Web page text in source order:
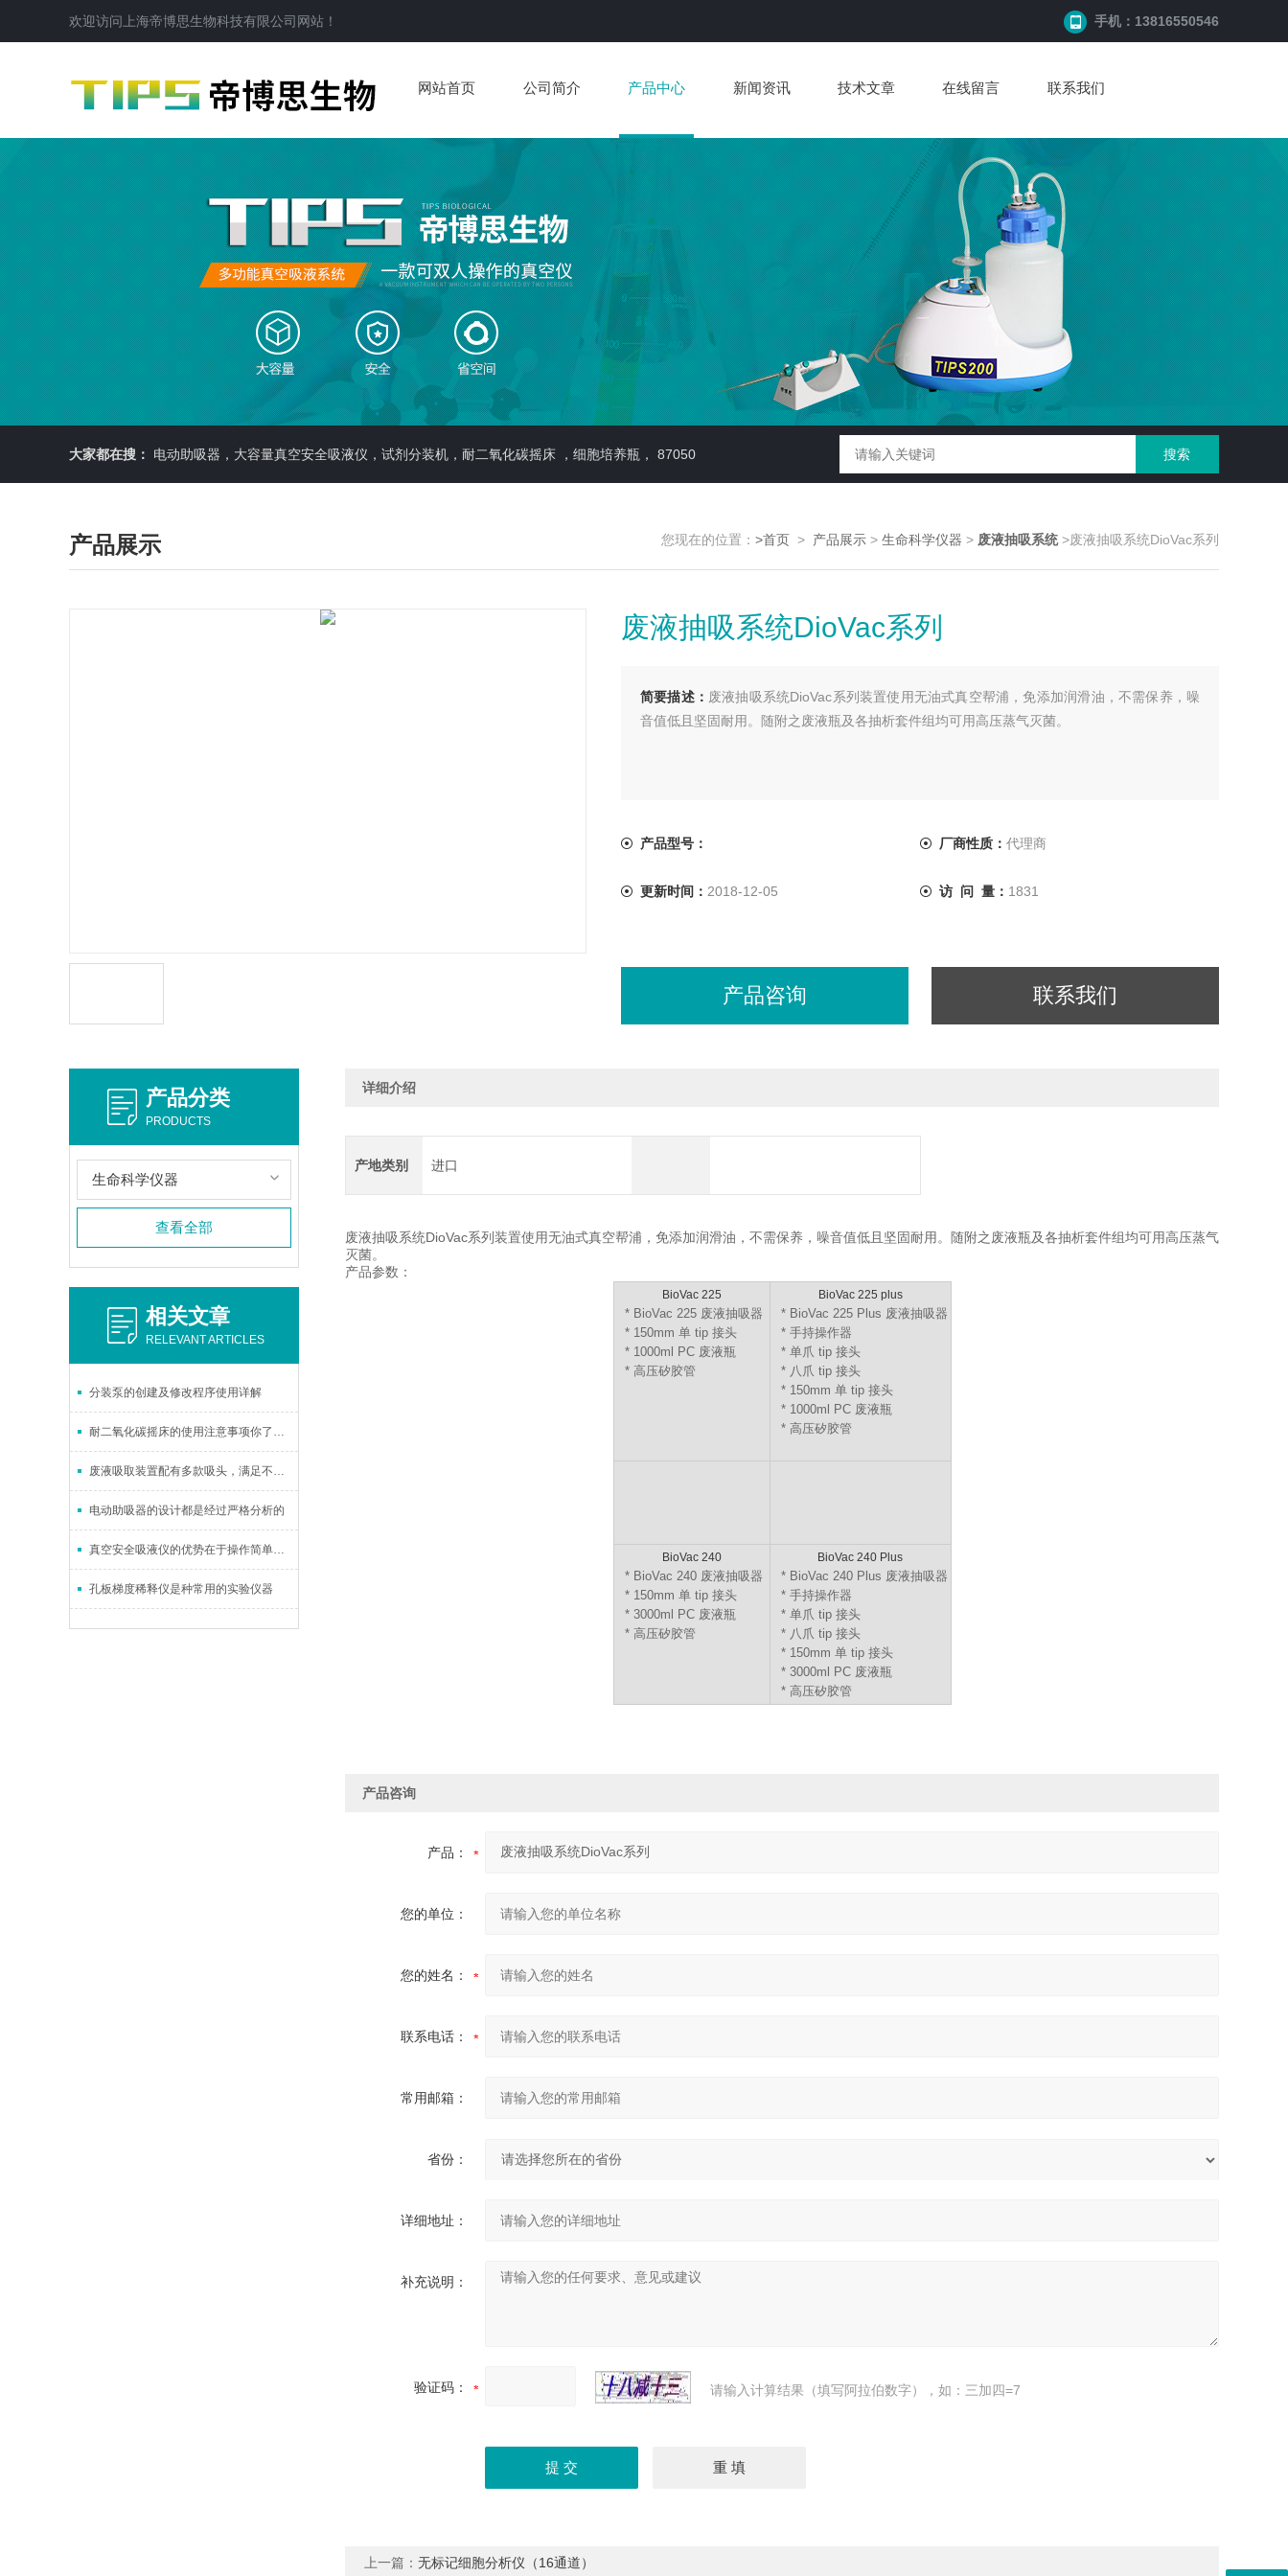
欢迎访问 上海帝博思生物科技有限公司 网站！ 手机：13816550546
网站首页 公司简介 产品中心 新闻资讯 技术文章 在线留言 联系我们
大家都在搜： 电动助吸器，大容量真空安全吸液仪，试剂分装机，耐二氧化碳摇床 ，细胞培养瓶， 87050
产品展示 您现在的位置： >首页 > 产品展示 > 生命科学仪器 > 废液抽吸系统>废液抽吸系统DioVac系列
废液抽吸系统DioVac系列
简要描述： 废液抽吸系统DioVac系列装置使用无油式真空帮浦，免添加润滑油，不需保养，噪
音值低且坚固耐用。随附之废液瓶及各抽析套件组均可用高压蒸气灭菌。
产品型号： 厂商性质： 代理商
更新时间： 2018-12-05 访 问 量： 1831
产品咨询 联系我们
产品分类
PRODUCTS
生命科学仪器
查看全部
相关文章
RELEVANT ARTICLES
分装泵的创建及修改程序使用详解
耐二氧化碳摇床的使用注意事项你了解多少？
废液吸取装置配有多款吸头，满足不同的吸液需要
电动助吸器的设计都是经过严格分析的
真空安全吸液仪的优势在于操作简单、安全可靠
孔板梯度稀释仪是种常用的实验仪器
详细介绍
产地类别 进口
废液抽吸系统DioVac系列装置使用无油式真空帮浦，免添加润滑油，不需保养，噪音值低且坚固耐用。随附之废液瓶及各抽析套件组均可用高压蒸气
灭菌。
产品参数：
BioVac 225
* BioVac 225 废液抽吸器
* 150mm 单 tip 接头
* 1000ml PC 废液瓶
* 高压矽胶管
BioVac 225 plus
* BioVac 225 Plus 废液抽吸器
* 手持操作器
* 单爪 tip 接头
* 八爪 tip 接头
* 150mm 单 tip 接头
* 1000ml PC 废液瓶
* 高压矽胶管
BioVac 240
* BioVac 240 废液抽吸器
* 150mm 单 tip 接头
* 3000ml PC 废液瓶
* 高压矽胶管
BioVac 240 Plus
* BioVac 240 Plus 废液抽吸器
* 手持操作器
* 单爪 tip 接头
* 八爪 tip 接头
* 150mm 单 tip 接头
* 3000ml PC 废液瓶
* 高压矽胶管
产品咨询
产品：
您的单位：
您的姓名：
联系电话：
常用邮箱：
省份：
详细地址：
补充说明：
验证码： 请输入计算结果（填写阿拉伯数字），如：三加四=7
上一篇： 无标记细胞分析仪（16通道）